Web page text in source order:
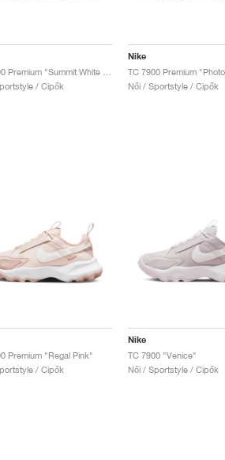
/ Cipők
Nike
Női / Sportstyle / Cipők
Premium "Regal Pink"
/ Cipők
Nike
TC 7900 "Venice"
Női / Sportstyle / Cipők